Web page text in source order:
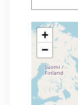
+
−